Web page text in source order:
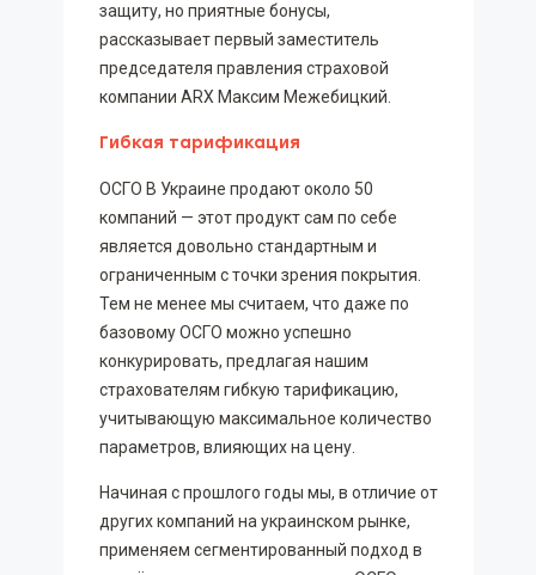
защиту, но приятные бонусы,
рассказывает первый заместитель
председателя правления страховой
компании ARX Максим Межебицкий.
Гибкая тарификация
ОСГО В Украине продают около 50
компаний — этот продукт сам по себе
является довольно стандартным и
ограниченным с точки зрения покрытия.
Тем не менее мы считаем, что даже по
базовому ОСГО можно успешно
конкурировать, предлагая нашим
страхователям гибкую тарификацию,
учитывающую максимальное количество
параметров, влияющих на цену.
Начиная с прошлого годы мы, в отличие от
других компаний на украинском рынке,
применяем сегментированный подход в